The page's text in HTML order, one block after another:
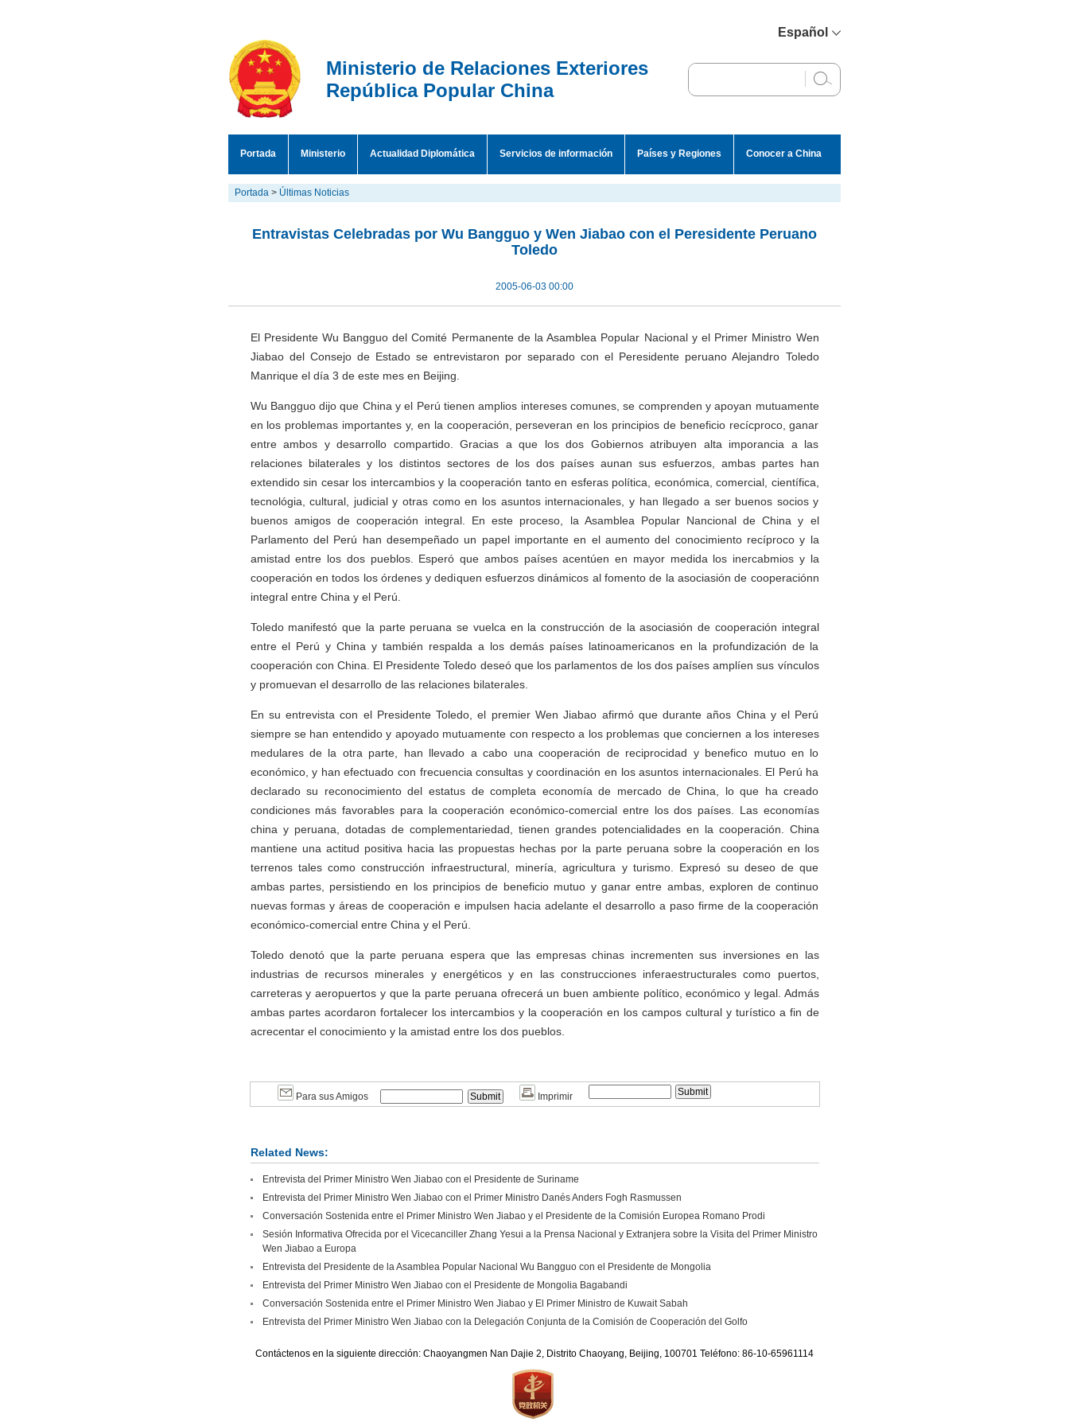
Español
English
Ministerio de Relaciones Exteriores
República Popular China
Portada Ministerio Actualidad Diplomática Servicios de información Países y Regiones Conocer a China
Portada > Últimas Noticias
Entravistas Celebradas por Wu Bangguo y Wen Jiabao con el Peresidente Peruano
Toledo
2005-06-03 00:00
El Presidente Wu Bangguo del Comité Permanente de la Asamblea Popular Nacional y el Primer Ministro Wen
Jiabao del Consejo de Estado se entrevistaron por separado con el Peresidente peruano Alejandro Toledo
Manrique el día 3 de este mes en Beijing.
Wu Bangguo dijo que China y el Perú tienen amplios intereses comunes, se comprenden y apoyan mutuamente
en los problemas importantes y, en la cooperación, perseveran en los principios de beneficio recícproco, ganar
entre ambos y desarrollo compartido. Gracias a que los dos Gobiernos atribuyen alta imporancia a las
relaciones bilaterales y los distintos sectores de los dos países aunan sus esfuerzos, ambas partes han
extendido sin cesar los intercambios y la cooperación tanto en esferas política, económica, comercial, científica,
tecnológia, cultural, judicial y otras como en los asuntos internacionales, y han llegado a ser buenos socios y
buenos amigos de cooperación integral. En este proceso, la Asamblea Popular Nancional de China y el
Parlamento del Perú han desempeñado un papel importante en el aumento del conocimiento recíproco y la
amistad entre los dos pueblos. Esperó que ambos países acentúen en mayor medida los inercabmios y la
cooperación en todos los órdenes y dediquen esfuerzos dinámicos al fomento de la asociasión de cooperaciónn
integral entre China y el Perú.
Toledo manifestó que la parte peruana se vuelca en la construcción de la asociasión de cooperación integral
entre el Perú y China y también respalda a los demás países latinoamericanos en la profundización de la
cooperación con China. El Presidente Toledo deseó que los parlamentos de los dos países amplíen sus vínculos
y promuevan el desarrollo de las relaciones bilaterales.
En su entrevista con el Presidente Toledo, el premier Wen Jiabao afirmó que durante años China y el Perú
siempre se han entendido y apoyado mutuamente con respecto a los problemas que conciernen a los intereses
medulares de la otra parte, han llevado a cabo una cooperación de reciprocidad y benefico mutuo en lo
económico, y han efectuado con frecuencia consultas y coordinación en los asuntos internacionales. El Perú ha
declarado su reconocimiento del estatus de completa economía de mercado de China, lo que ha creado
condiciones más favorables para la cooperación económico-comercial entre los dos países. Las economías
china y peruana, dotadas de complementariedad, tienen grandes potencialidades en la cooperación. China
mantiene una actitud positiva hacia las propuestas hechas por la parte peruana sobre la cooperación en los
terrenos tales como construcción infraestructural, minería, agricultura y turismo. Expresó su deseo de que
ambas partes, persistiendo en los principios de beneficio mutuo y ganar entre ambas, exploren de continuo
nuevas formas y áreas de cooperación e impulsen hacia adelante el desarrollo a paso firme de la cooperación
económico-comercial entre China y el Perú.
Toledo denotó que la parte peruana espera que las empresas chinas incrementen sus inversiones en las
industrias de recursos minerales y energéticos y en las construcciones inferaestructurales como puertos,
carreteras y aeropuertos y que la parte peruana ofrecerá un buen ambiente político, económico y legal. Admás
ambas partes acordaron fortalecer los intercambios y la cooperación en los campos cultural y turístico a fin de
acrecentar el conocimiento y la amistad entre los dos pueblos.
Para sus Amigos Imprimir
Related News:
Entrevista del Primer Ministro Wen Jiabao con el Presidente de Suriname
Entrevista del Primer Ministro Wen Jiabao con el Primer Ministro Danés Anders Fogh Rasmussen
Conversación Sostenida entre el Primer Ministro Wen Jiabao y el Presidente de la Comisión Europea Romano Prodi
Sesión Informativa Ofrecida por el Vicecanciller Zhang Yesui a la Prensa Nacional y Extranjera sobre la Visita del Primer Ministro
Wen Jiabao a Europa
Entrevista del Presidente de la Asamblea Popular Nacional Wu Bangguo con el Presidente de Mongolia
Entrevista del Primer Ministro Wen Jiabao con el Presidente de Mongolia Bagabandi
Conversación Sostenida entre el Primer Ministro Wen Jiabao y El Primer Ministro de Kuwait Sabah
Entrevista del Primer Ministro Wen Jiabao con la Delegación Conjunta de la Comisión de Cooperación del Golfo
Contáctenos en la siguiente dirección: Chaoyangmen Nan Dajie 2, Distrito Chaoyang, Beijing, 100701 Teléfono: 86-10-65961114